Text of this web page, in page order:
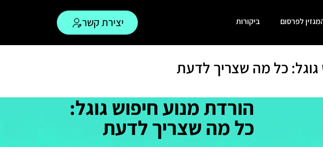
לפרסום ביקורות יצירת קשר
גוגל: כל מה שצריך לדעת
הורדת מנוע חיפוש גוגל:
כל מה שצריך לדעת